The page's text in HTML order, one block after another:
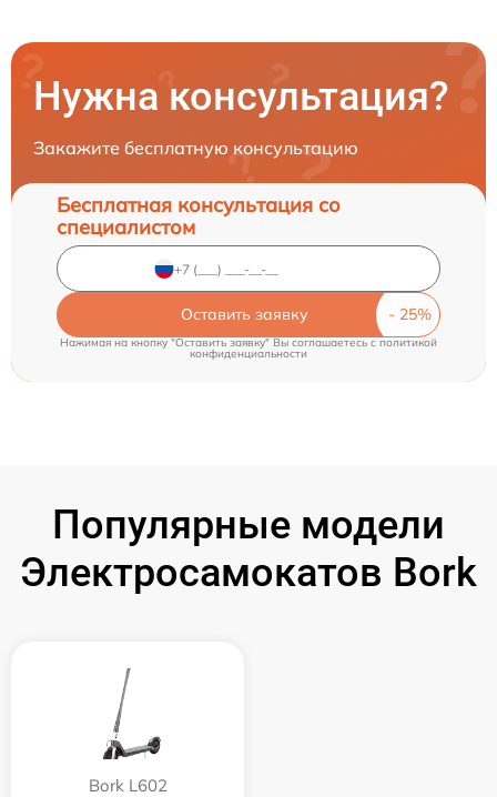
Нужна консультация?
Закажите бесплатную консультацию
Бесплатная консультация со
специалистом
Оставить заявку
Нажимая на кнопку "Оставить заявку" Вы соглашаетесь cполитикой
конфиденциальности
Популярные модели
Электросамокатов Bork
Bork L602